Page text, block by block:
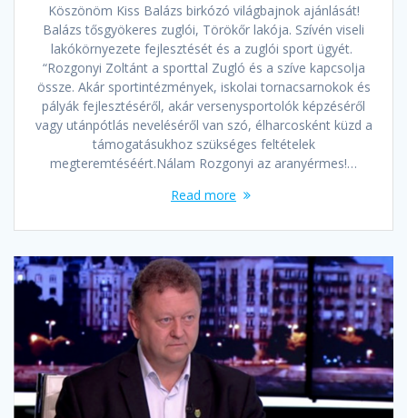
Köszönöm Kiss Balázs birkózó világbajnok ajánlását!
Balázs tősgyökeres zuglói, Törökőr lakója. Szívén viseli
lakókörnyezete fejlesztését és a zuglói sport ügyét.
“Rozgonyi Zoltánt a sporttal Zugló és a szíve kapcsolja
össze. Akár sportintézmények, iskolai tornacsarnokok és
pályák fejlesztéséről, akár versenysportolók képzéséről
vagy utánpótlás neveléséről van szó, élharcosként küzd a
támogatásukhoz szükséges feltételek
megteremtéséért.Nálam Rozgonyi az aranyérmes!…
Read more